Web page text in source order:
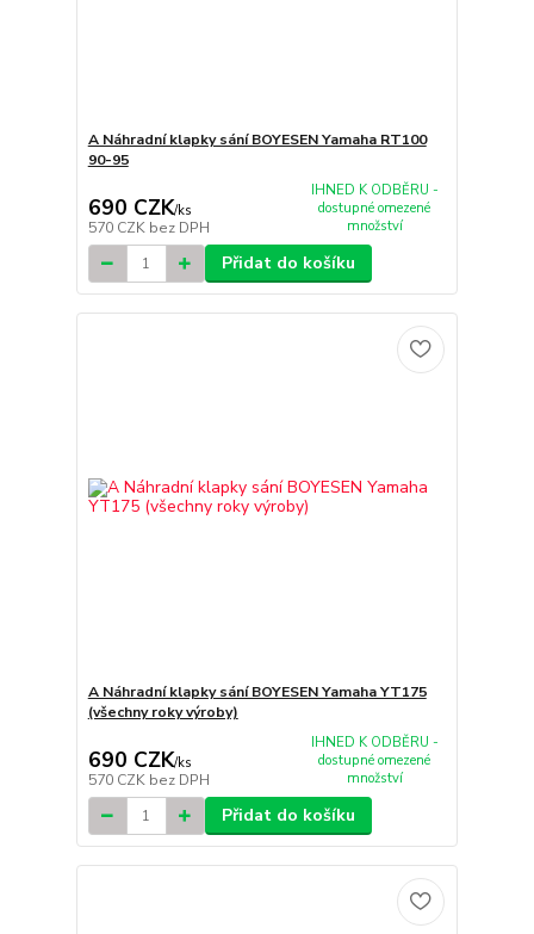
A Náhradní klapky sání BOYESEN Yamaha RT100
90-95
690 CZK/ks
570 CZK bez DPH
IHNED K ODBĚRU -
dostupné omezené
množství
Přidat do košíku
A Náhradní klapky sání BOYESEN Yamaha YT175
(všechny roky výroby)
690 CZK/ks
570 CZK bez DPH
IHNED K ODBĚRU -
dostupné omezené
množství
Přidat do košíku